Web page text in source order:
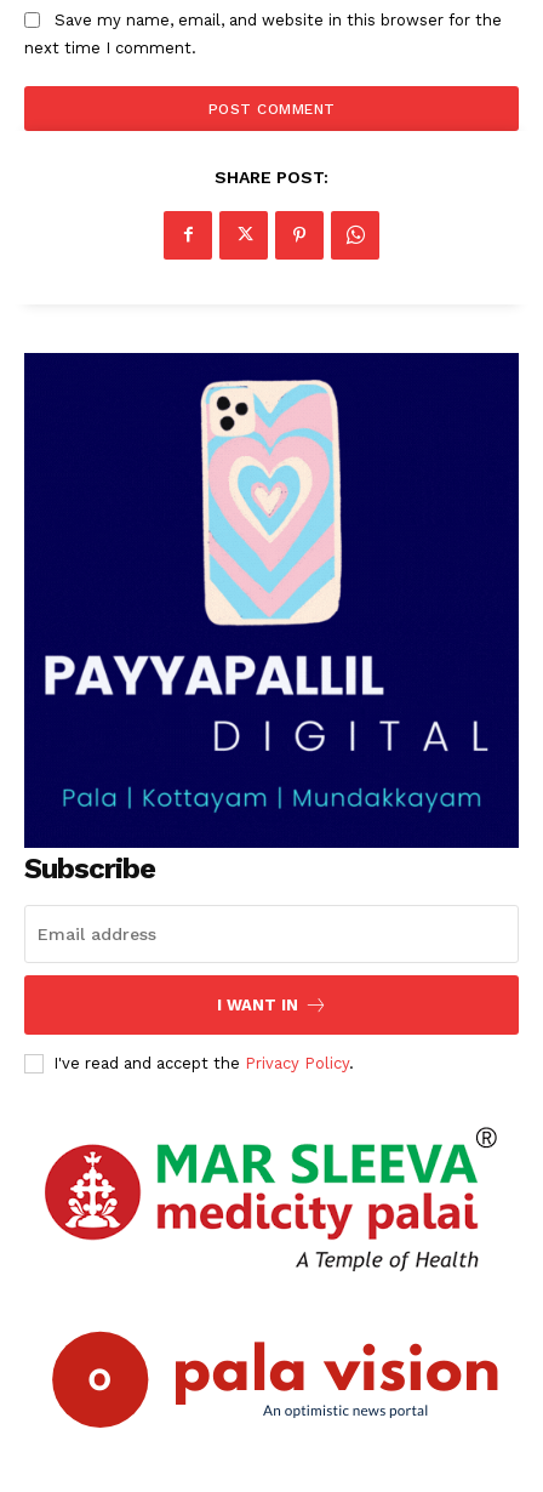
PALA VISION
Save my name, email, and website in this browser for the
next time I comment.
SHARE POST:
Subscribe
I WANT IN
I've read and accept the Privacy Policy.